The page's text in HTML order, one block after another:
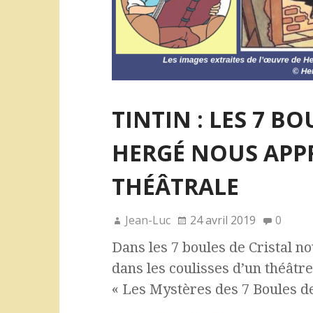
TINTIN : LES 7
HERGÉ NOUS
THÉÂTRALE
Jean-Luc 24 avril 2019 0
Dans les 7 boules de Cristal
dans les coulisses d’un
« Les Mystères des 7 Boules